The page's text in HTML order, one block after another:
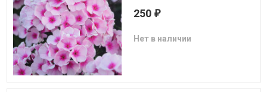
250 ₽
Нет в наличии